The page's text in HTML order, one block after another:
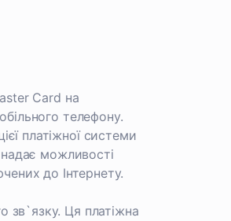
Card на
телефону.
платіжної системи
можливості
до Інтернету.
зв`язку. Ця платіжна